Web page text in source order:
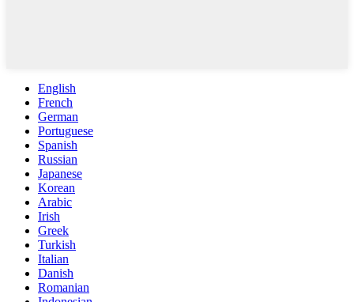
English
French
German
Portuguese
Spanish
Russian
Japanese
Korean
Arabic
Irish
Greek
Turkish
Italian
Danish
Romanian